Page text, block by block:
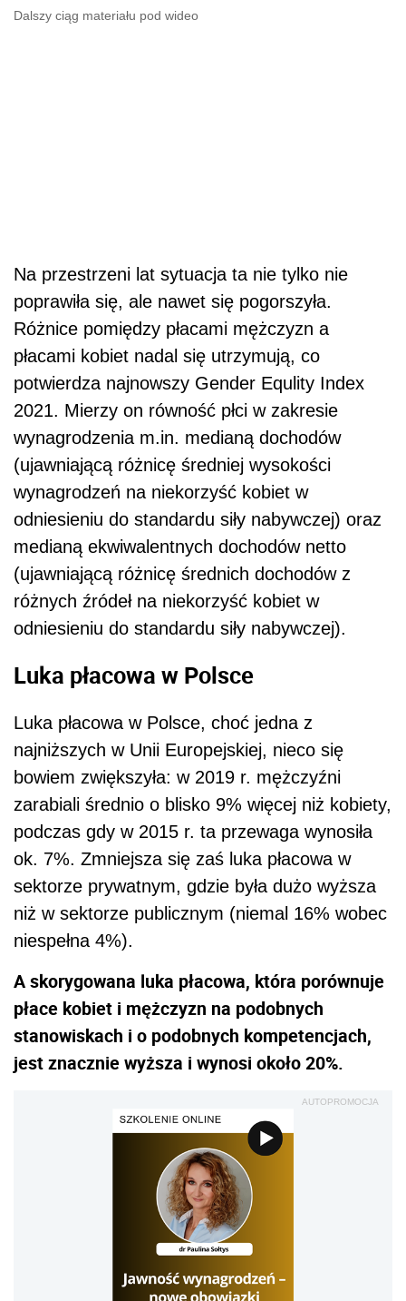
Dalszy ciąg materiału pod wideo
Na przestrzeni lat sytuacja ta nie tylko nie
poprawiła się, ale nawet się pogorszyła.
Różnice pomiędzy płacami mężczyzn a
płacami kobiet nadal się utrzymują, co
potwierdza najnowszy Gender Equlity Index
2021. Mierzy on równość płci w zakresie
wynagrodzenia m.in. medianą dochodów
(ujawniającą różnicę średniej wysokości
wynagrodzeń na niekorzyść kobiet w
odniesieniu do standardu siły nabywczej) oraz
medianą ekwiwalentnych dochodów netto
(ujawniającą różnicę średnich dochodów z
różnych źródeł na niekorzyść kobiet w
odniesieniu do standardu siły nabywczej).
Luka płacowa w Polsce
Luka płacowa w Polsce, choć jedna z
najniższych w Unii Europejskiej, nieco się
bowiem zwiększyła: w 2019 r. mężczyźni
zarabiali średnio o blisko 9% więcej niż kobiety,
podczas gdy w 2015 r. ta przewaga wynosiła
ok. 7%. Zmniejsza się zaś luka płacowa w
sektorze prywatnym, gdzie była dużo wyższa
niż w sektorze publicznym (niemal 16% wobec
niespełna 4%).
A skorygowana luka płacowa, która porównuje
płace kobiet i mężczyzn na podobnych
stanowiskach i o podobnych kompetencjach,
jest znacznie wyższa i wynosi około 20%.
AUTOPROMOCJA